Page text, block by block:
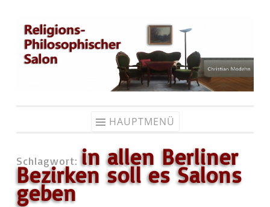
Zum
Inhalt
springen
HAUPTMENÜ
Schlagwort: in allen Berliner
Bezirken soll es Salons
geben